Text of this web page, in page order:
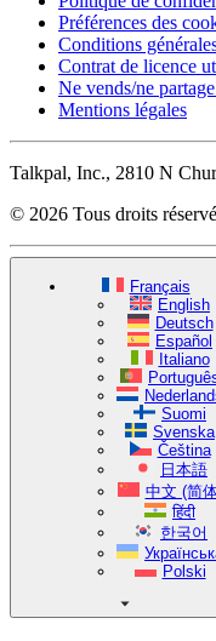
Préférences des
Conditions
Contrat de licence
Ne vends/ne
Mentions légales
Talkpal, Inc., 2810 N
© 2026 Tous droits
Français
English
Deutsch
Español
Italiano
Suomi
Svenska
Čeština
日本語
中文 (简
हिंदी
한국어
Polski